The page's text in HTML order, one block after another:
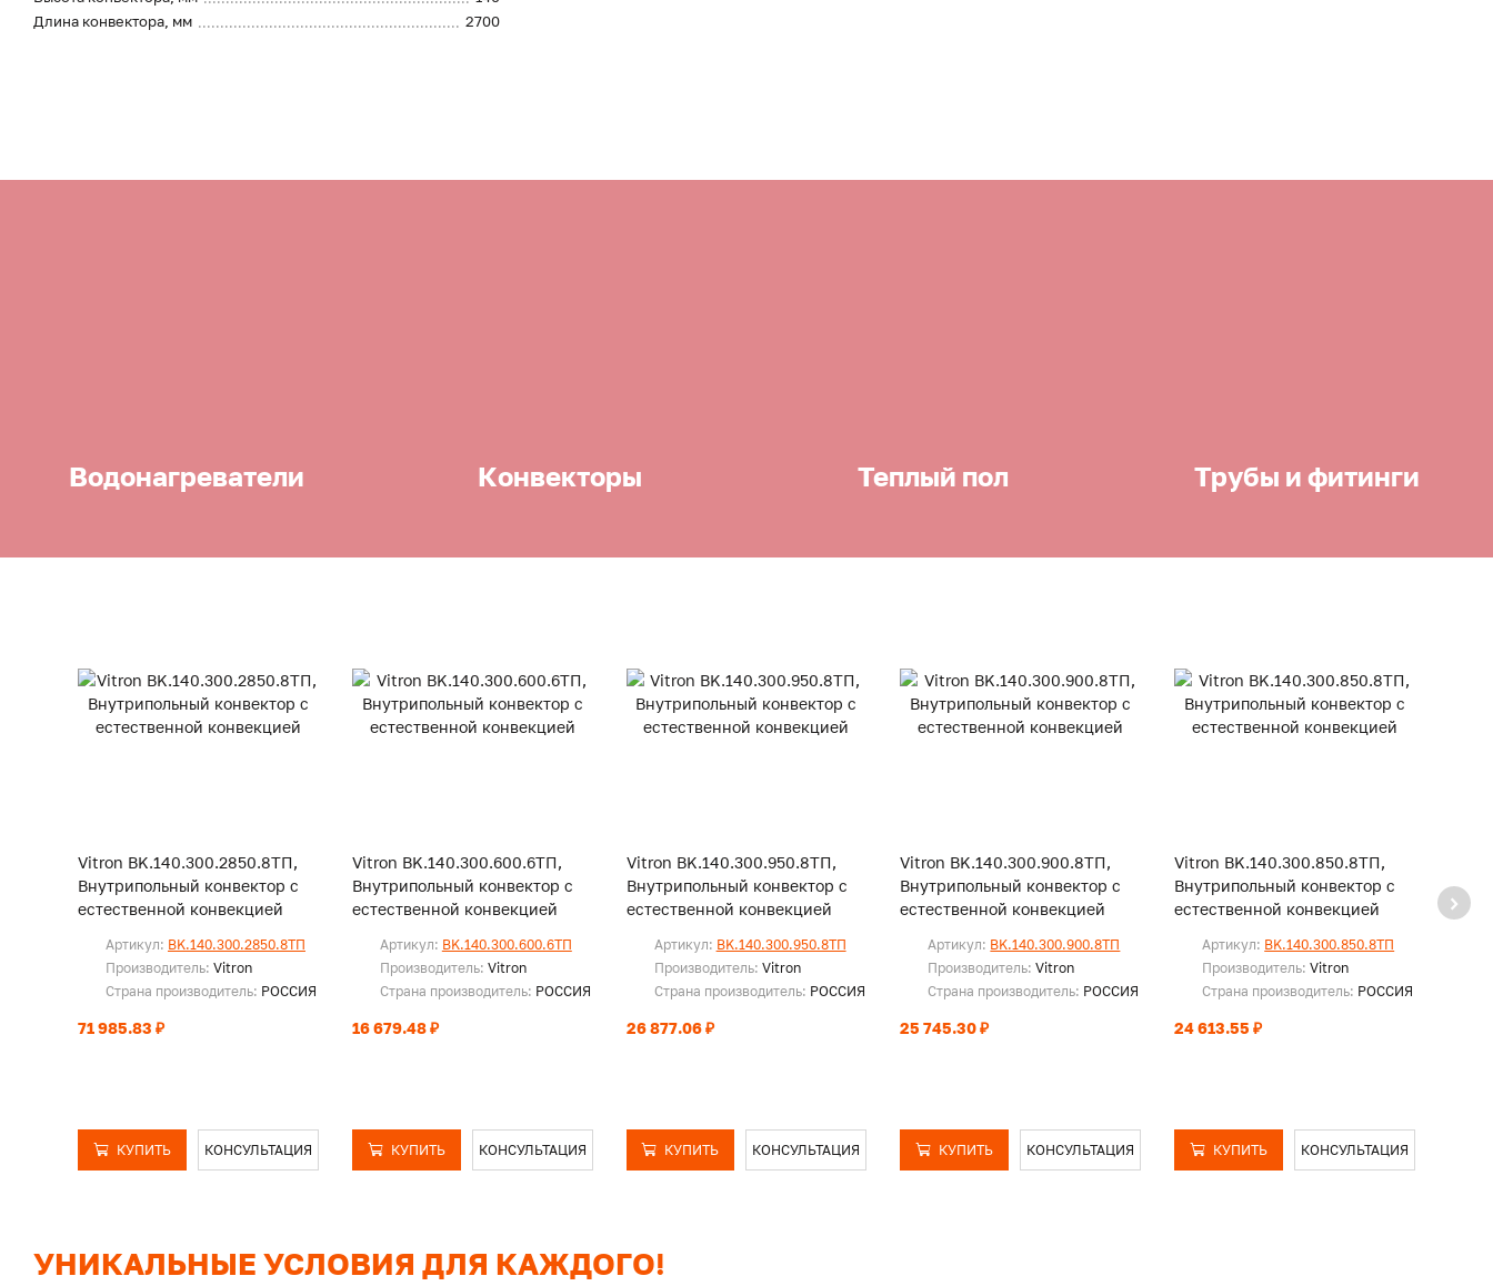
Длина конвектора, мм
2700
Водонагреватели Конвекторы Теплый пол Трубы и фитинги
Vitron BK.140.300.2850.8ТП,
Внутрипольный конвектор с
естественной конвекцией
Артикул: BK.140.300.2850.8ТП
Производитель: Vitron
Страна производитель: РОССИЯ
71 985.83 ₽
КУПИТЬ КОНСУЛЬТАЦИЯ
Vitron BK.140.300.600.6ТП,
Внутрипольный конвектор с
естественной конвекцией
Артикул: BK.140.300.600.6ТП
Производитель: Vitron
Страна производитель: РОССИЯ
16 679.48 ₽
КУПИТЬ КОНСУЛЬТАЦИЯ
Vitron BK.140.300.950.8ТП,
Внутрипольный конвектор с
естественной конвекцией
Артикул: BK.140.300.950.8ТП
Производитель: Vitron
Страна производитель: РОССИЯ
26 877.06 ₽
КУПИТЬ КОНСУЛЬТАЦИЯ
Vitron BK.140.300.900.8ТП,
Внутрипольный конвектор с
естественной конвекцией
Артикул: BK.140.300.900.8ТП
Производитель:Vitron
Страна производитель: РОССИЯ
25 745.30 ₽
КУПИТЬ КОНСУЛЬТАЦИЯ
Vitron BK.140.300.850.8ТП,
Внутрипольный конвектор с
естественной конвекцией
Артикул: BK.140.300.850.8ТП
Производитель:Vitron
Страна производитель: РОССИЯ
24 613.55 ₽
КУПИТЬ КОНСУЛЬТАЦИЯ
УНИКАЛЬНЫЕ УСЛОВИЯ ДЛЯ КАЖДОГО!